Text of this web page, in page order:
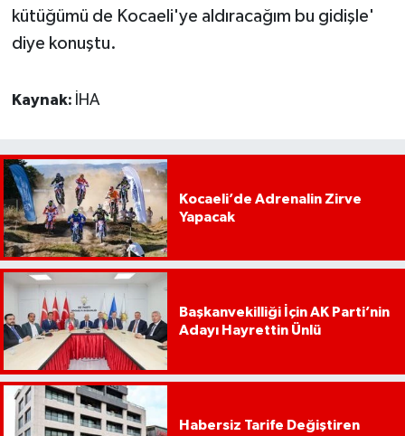
kütüğümü de Kocaeli'ye aldıracağım bu gidişle'
diye konuştu.
Kaynak: İHA
Kocaeli’de Adrenalin Zirve
Yapacak
Başkanvekilliği İçin AK Parti’nin
Adayı Hayrettin Ünlü
Habersiz Tarife Değiştiren